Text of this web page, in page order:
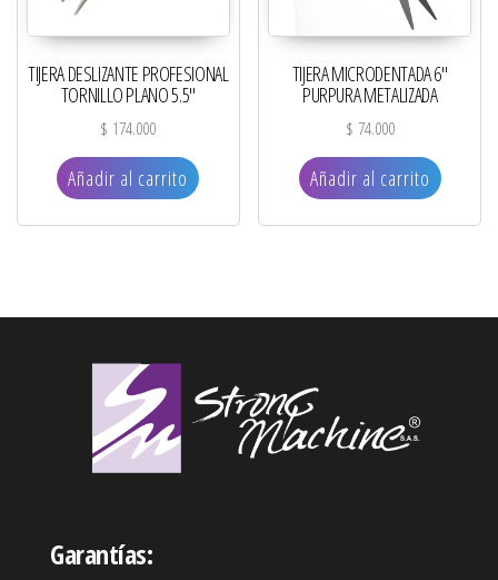
TIJERA DESLIZANTE PROFESIONAL
TORNILLO PLANO 5.5″
$ 174.000
Añadir al carrito
TIJERA MICRODENTADA 6″
PURPURA METALIZADA
$ 74.000
Añadir al carrito
Garantías: